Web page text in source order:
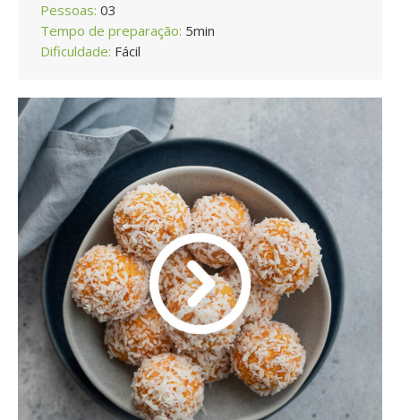
Pessoas: 03
Tempo de preparação: 5min
Dificuldade: Fácil